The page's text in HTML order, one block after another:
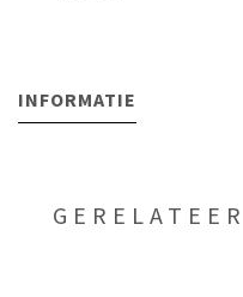
INFORMATIE